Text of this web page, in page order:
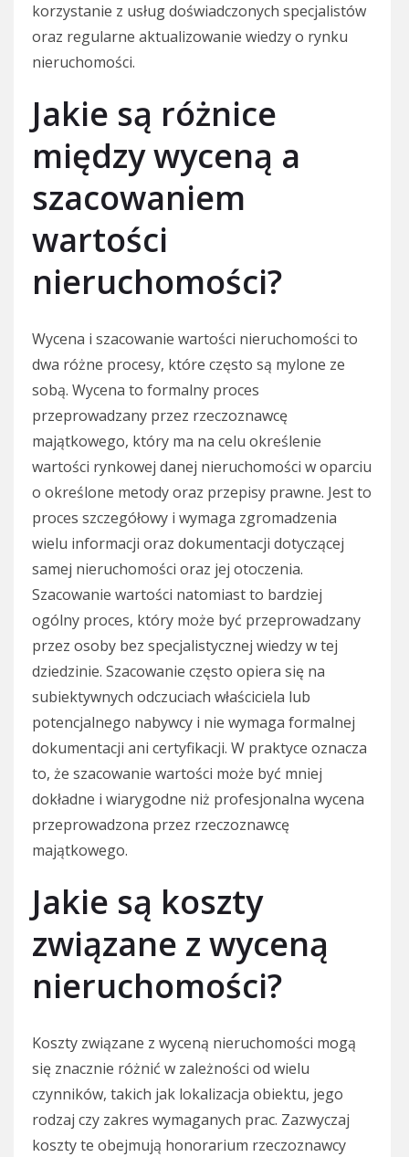
korzystanie z usług doświadczonych specjalistów
oraz regularne aktualizowanie wiedzy o rynku
nieruchomości.
Jakie są różnice
między wyceną a
szacowaniem
wartości
nieruchomości?
Wycena i szacowanie wartości nieruchomości to
dwa różne procesy, które często są mylone ze
sobą. Wycena to formalny proces
przeprowadzany przez rzeczoznawcę
majątkowego, który ma na celu określenie
wartości rynkowej danej nieruchomości w oparciu
o określone metody oraz przepisy prawne. Jest to
proces szczegółowy i wymaga zgromadzenia
wielu informacji oraz dokumentacji dotyczącej
samej nieruchomości oraz jej otoczenia.
Szacowanie wartości natomiast to bardziej
ogólny proces, który może być przeprowadzany
przez osoby bez specjalistycznej wiedzy w tej
dziedzinie. Szacowanie często opiera się na
subiektywnych odczuciach właściciela lub
potencjalnego nabywcy i nie wymaga formalnej
dokumentacji ani certyfikacji. W praktyce oznacza
to, że szacowanie wartości może być mniej
dokładne i wiarygodne niż profesjonalna wycena
przeprowadzona przez rzeczoznawcę
majątkowego.
Jakie są koszty
związane z wyceną
nieruchomości?
Koszty związane z wyceną nieruchomości mogą
się znacznie różnić w zależności od wielu
czynników, takich jak lokalizacja obiektu, jego
rodzaj czy zakres wymaganych prac. Zazwyczaj
koszty te obejmują honorarium rzeczoznawcy